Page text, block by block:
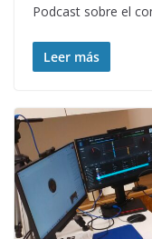
Podcast sobre el
Leer más